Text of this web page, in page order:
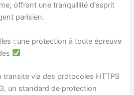
offrant une tranquillité d’esprit
parisien.
: une protection à toute épreuve
via des protocoles HTTPS
un standard de protection